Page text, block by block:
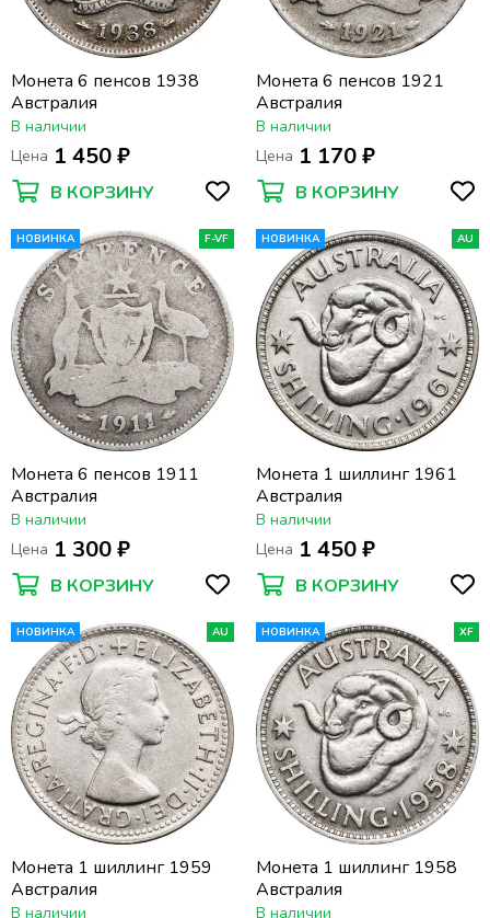
Монета 6 пенсов 1938
Австралия
В наличии
Цена 1 450 ₽
В КОРЗИНУ
Монета 6 пенсов 1921
Австралия
В наличии
Цена 1 170 ₽
В КОРЗИНУ
НОВИНКА F-VF
Монета 6 пенсов 1911
Австралия
В наличии
Цена 1 300 ₽
В КОРЗИНУ
НОВИНКА AU
Монета 1 шиллинг 1961
Австралия
В наличии
Цена 1 450 ₽
В КОРЗИНУ
НОВИНКА AU
Монета 1 шиллинг 1959
Австралия
В наличии
НОВИНКА XF
Монета 1 шиллинг 1958
Австралия
В наличии